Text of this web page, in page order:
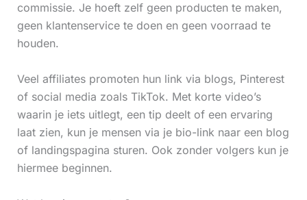
commissie. Je hoeft zelf geen producten te maken,
geen klantenservice te doen en geen voorraad te
houden.
Veel affiliates promoten hun link via blogs, Pinterest
of social media zoals TikTok. Met korte video’s
waarin je iets uitlegt, een tip deelt of een ervaring
laat zien, kun je mensen via je bio-link naar een blog
of landingspagina sturen. Ook zonder volgers kun je
hiermee beginnen.